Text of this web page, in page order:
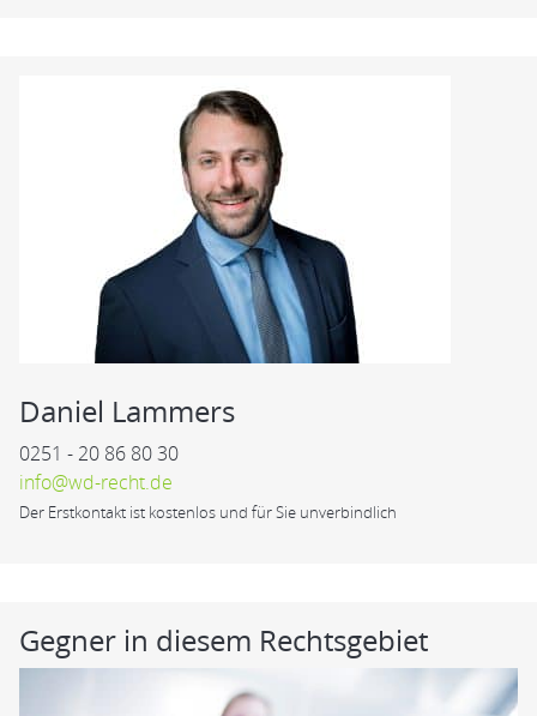
Daniel Lammers
0251 - 20 86 80 30
info@wd-recht.de
Der Erstkontakt ist kostenlos und für Sie unverbindlich
Gegner in diesem Rechtsgebiet